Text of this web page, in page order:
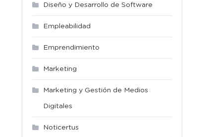
Diseño y Desarrollo de Software
Empleabilidad
Emprendimiento
Marketing
Marketing y Gestión de Medios
Digitales
Noticertus